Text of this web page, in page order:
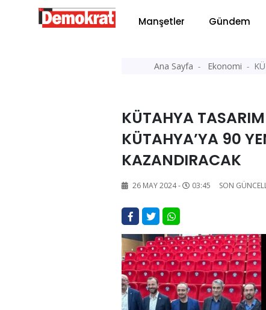
Manşetler Gündem
Ana Sayfa Ekonomi
KÜTAHYA
KÜTAHYA’YA 90
KAZANDIRACAK
26 MAY 2024 - 03:45 SON